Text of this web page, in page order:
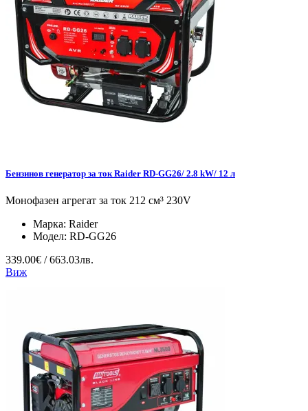
Бензинов генератор за ток Raider RD-GG26/ 2.8 kW/ 12 л
Монофазен агрегат за ток 212 см³ 230V
Марка: Raider
Модел: RD-GG26
339.00€ / 663.03лв.
Виж